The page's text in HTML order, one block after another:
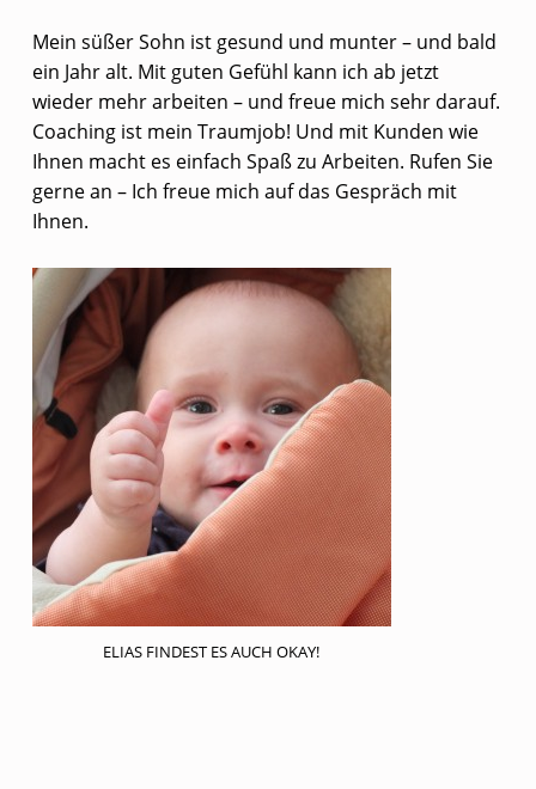
R
N
Z
E
I
A
D
E
!
K
U
N
D
E
N
Mein süßer Sohn ist gesund und munter – und bald
ein Jahr alt. Mit guten Gefühl kann ich ab jetzt
wieder mehr arbeiten – und freue mich sehr darauf.
Coaching ist mein Traumjob! Und mit Kunden wie
Ihnen macht es einfach Spaß zu Arbeiten. Rufen Sie
gerne an – Ich freue mich auf das Gespräch mit
Ihnen.
ELIAS FINDEST ES AUCH OKAY!